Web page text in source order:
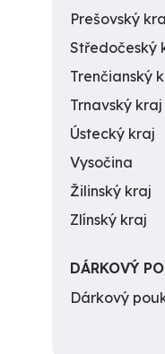
Prešovský
Středočeský
Trenčianský
Trnavský kraj
Ústecký kraj
Vysočina
Žilinský kraj
Zlínský kraj
DÁRKOVÝ
Dárkový